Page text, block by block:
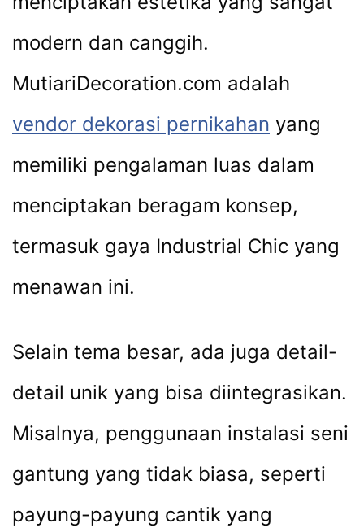
modern dan canggih.
MutiariDecoration.com adalah
vendor dekorasi pernikahan yang
memiliki pengalaman luas dalam
menciptakan beragam konsep,
termasuk gaya Industrial Chic yang
menawan ini.
Selain tema besar, ada juga detail-
detail unik yang bisa diintegrasikan.
Misalnya, penggunaan instalasi seni
gantung yang tidak biasa, seperti
payung-payung cantik yang